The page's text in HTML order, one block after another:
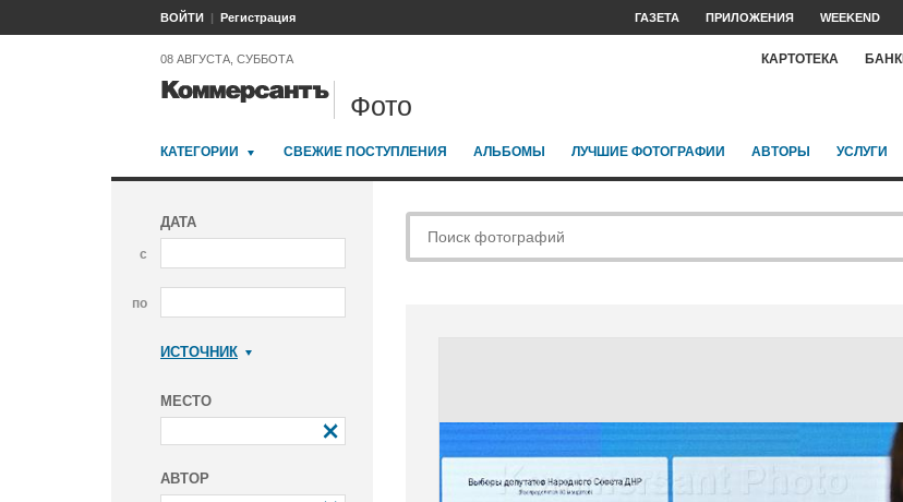
ВОЙТИ Регистрация ГАЗЕТА ПРИЛОЖЕНИЯ WEEKEND
08 АВГУСТА, СУББОТА КАРТОТЕКА
Фото
КАТЕГОРИИ СВЕЖИЕ ПОСТУПЛЕНИЯ АЛЬБОМЫ ЛУЧШИЕ ФОТОГРАФИИ АВТОРЫ УСЛУГИ
ДАТА
с
по
ИСТОЧНИК
МЕСТО
АВТОР